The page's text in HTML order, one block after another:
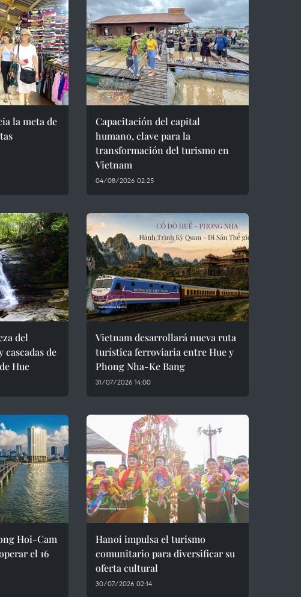
la meta de
Capacitación del capital
humano, clave para la
transformación del turismo en
Vietnam
04/08/2026 02:25
del
cascadas de
Hue
Vietnam desarrollará nueva ruta
turística ferroviaria entre Hue y
Phong Nha-Ke Bang
31/07/2026 14:00
Hoi-Cam
el 16
Hanoi impulsa el turismo
comunitario para diversificar su
oferta cultural
30/07/2026 02:14